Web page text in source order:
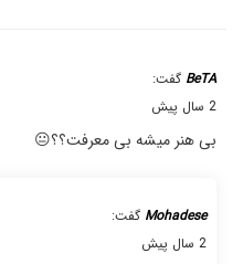
BeTA گفت:
2 سال پیش
بی هنر میشه بی معرفت؟؟😐
Mohadese گفت:
2 سال پیش